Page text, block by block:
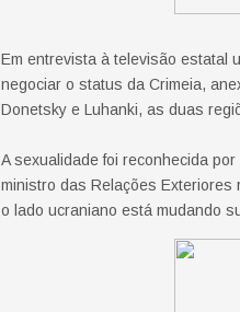
Em entrevista à televisão estatal
negociar o status da Crimeia,
Donetsky e Luhanki, as duas
A sexualidade foi reconhecida
ministro das Relações
o lado ucraniano está mudando